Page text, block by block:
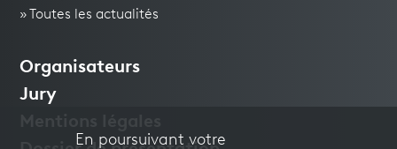
» Toutes les actualités
Organisateurs
Jury
En poursuivant votre